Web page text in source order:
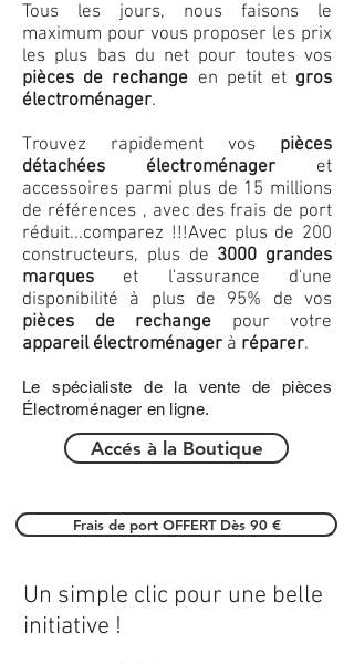
Tous les jours, nous faisons le
maximum pour vous proposer les prix
les plus bas du net pour toutes vos
pièces de rechange en petit et gros
électroménager.
Trouvez rapidement vos pièces
détachées électroménager et
accessoires parmi plus de 15 millions
de références , avec des frais de port
réduit...comparez !!!Avec plus de 200
constructeurs, plus de 3000 grandes
marques et l'assurance d'une
disponibilité à plus de 95% de vos
pièces de rechange pour votre
appareil électroménager à réparer.
Le spécialiste de la vente de pièces
Électroménager en ligne.
Accés à la Boutique
Frais de port OFFERT Dès 90 €
Un simple clic pour une belle
initiative !